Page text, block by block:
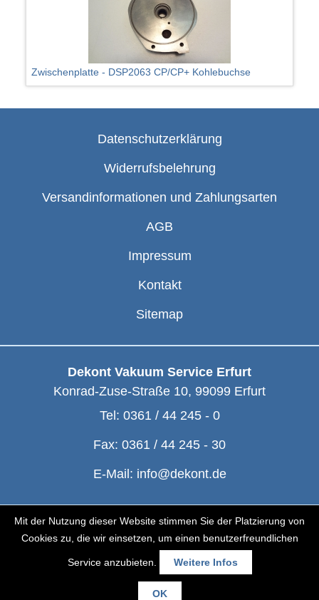
Mit der Nutzung dieser Website stimmen Sie der Platzierung von
Cookies zu, die wir einsetzen, um einen benutzerfreundlichen
Service anzubieten. Weitere Infos
OK
Zwischenplatte - DSP2063 CP/CP+ Kohlebuchse
Datenschutzerklärung
Widerrufsbelehrung
Versandinformationen und Zahlungsarten
AGB
Impressum
Kontakt
Sitemap
Dekont Vakuum Service Erfurt
Konrad-Zuse-Straße 10, 99099 Erfurt
Tel: 0361 / 44 245 - 0
Fax: 0361 / 44 245 - 30
E-Mail: info@dekont.de
© Dekont 1991 - 2026